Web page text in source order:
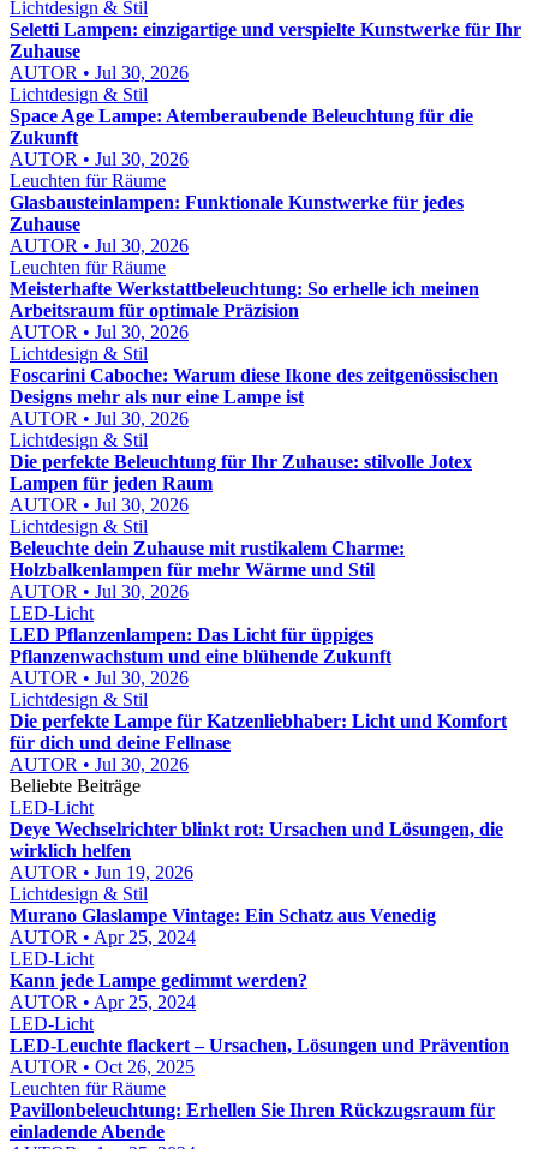
Lichtdesign & Stil
Seletti Lampen: einzigartige und verspielte Kunstwerke für Ihr
Zuhause
AUTOR • Jul 30, 2026
Lichtdesign & Stil
Space Age Lampe: Atemberaubende Beleuchtung für die
Zukunft
AUTOR • Jul 30, 2026
Leuchten für Räume
Glasbausteinlampen: Funktionale Kunstwerke für jedes
Zuhause
AUTOR • Jul 30, 2026
Leuchten für Räume
Meisterhafte Werkstattbeleuchtung: So erhelle ich meinen
Arbeitsraum für optimale Präzision
AUTOR • Jul 30, 2026
Lichtdesign & Stil
Foscarini Caboche: Warum diese Ikone des zeitgenössischen
Designs mehr als nur eine Lampe ist
AUTOR • Jul 30, 2026
Lichtdesign & Stil
Die perfekte Beleuchtung für Ihr Zuhause: stilvolle Jotex
Lampen für jeden Raum
AUTOR • Jul 30, 2026
Lichtdesign & Stil
Beleuchte dein Zuhause mit rustikalem Charme:
Holzbalkenlampen für mehr Wärme und Stil
AUTOR • Jul 30, 2026
LED-Licht
LED Pflanzenlampen: Das Licht für üppiges
Pflanzenwachstum und eine blühende Zukunft
AUTOR • Jul 30, 2026
Lichtdesign & Stil
Die perfekte Lampe für Katzenliebhaber: Licht und Komfort
für dich und deine Fellnase
AUTOR • Jul 30, 2026
Beliebte Beiträge
LED-Licht
Deye Wechselrichter blinkt rot: Ursachen und Lösungen, die
wirklich helfen
AUTOR • Jun 19, 2026
Lichtdesign & Stil
Murano Glaslampe Vintage: Ein Schatz aus Venedig
AUTOR • Apr 25, 2024
LED-Licht
Kann jede Lampe gedimmt werden?
AUTOR • Apr 25, 2024
LED-Licht
LED-Leuchte flackert – Ursachen, Lösungen und Prävention
AUTOR • Oct 26, 2025
Leuchten für Räume
Pavillonbeleuchtung: Erhellen Sie Ihren Rückzugsraum für
einladende Abende